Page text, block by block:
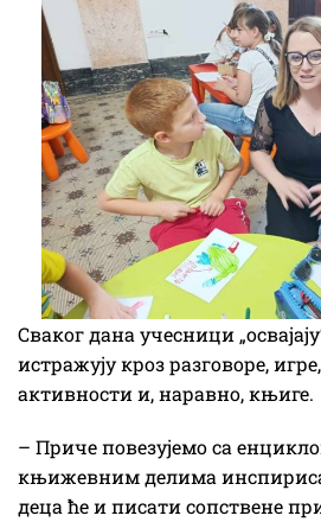
Сваког дана учесници
истражују кроз разговоре,
активности и, наравно, књиге.
– Приче повезујемо са
књижевним делима
деца ће и писати сопствене